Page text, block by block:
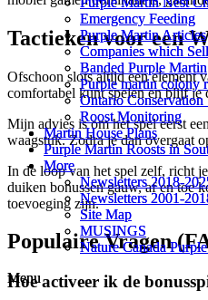
Emergency Feeding
Purple Martin Articles
Companies which
Banded Purple Martin
Purple martin colony
Ontario
Roost Monitoring
Martin House Plans
Purple Martin Roosts in
More
Newsletters 2018-
Newsletters 2001-
Site Map
MUSINGS
Nature Canada
Menu
Emergency Feeding
Purple Martin Articles
Companies which
Banded Purple Martin
Purple martin colony
Ontario
Roost Monitoring
Martin House Plans
Purple Martin Roosts in
More
Newsletters 2018-
Newsletters 2001-
Site Map
MUSINGS
Nature Canada
Menu
Tactieken voor een
Ofschoon slots altijd een element
comfortabel kunt spelen en blijf je
Mijn advies is om het spel eerst
waagstuk. Zodra je dan overgaat
In de loop van het spel zelf, richt
duiken bonussen gauw, af en toe
toevoeging zijn.
Populaire Vragen
Hoe activeer ik de